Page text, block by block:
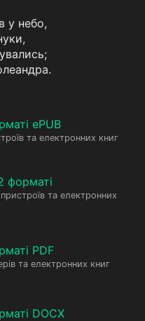
у небо,
ePUB
та електронних книг
форматі
та електронних
PDF
та електронних книг
DOCX